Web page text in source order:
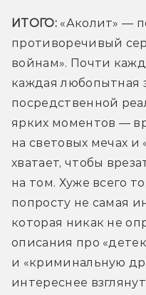
ИТОГО: «Аколит» —
противоречивый
войнам». Почти
каждая любопытная
посредственной
ярких моментов —
на световых мечах и
хватает, чтобы
на том. Хуже всего
попросту не самая
которая никак не
описания про
и «криминальную
интереснее